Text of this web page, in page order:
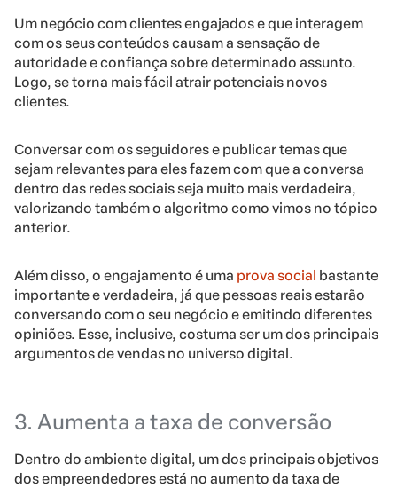
Um negócio com clientes engajados e que interagem
com os seus conteúdos causam a sensação de
autoridade e confiança sobre determinado assunto.
Logo, se torna mais fácil atrair potenciais novos
clientes.
Conversar com os seguidores e publicar temas que
sejam relevantes para eles fazem com que a conversa
dentro das redes sociais seja muito mais verdadeira,
valorizando também o algoritmo como vimos no tópico
anterior.
Além disso, o engajamento é uma prova social bastante
importante e verdadeira, já que pessoas reais estarão
conversando com o seu negócio e emitindo diferentes
opiniões. Esse, inclusive, costuma ser um dos principais
argumentos de vendas no universo digital.
3. Aumenta a taxa de conversão
Dentro do ambiente digital, um dos principais objetivos
dos empreendedores está no aumento da taxa de